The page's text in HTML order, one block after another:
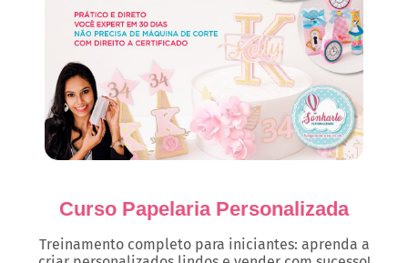
Curso Papelaria Personalizada
Treinamento completo para iniciantes: aprenda a